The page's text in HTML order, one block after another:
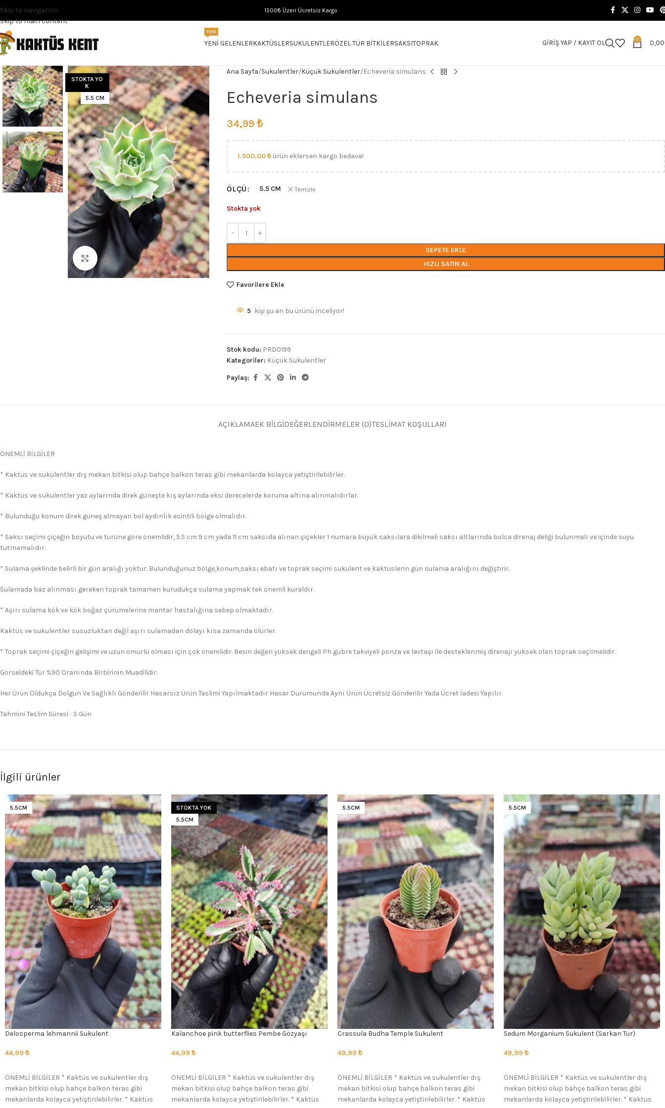
Skip to navigation
Skip to main content
1500₺ Üzeri Ücretsiz Kargo
YENI GELENLER
YENI
KAKTÜSLERSUKULENTLERÖZEL TÜR BITKILERSAKSITOPRAK GIRIŞ YAP / KAYIT OL 0
STOKTA YO
K
5.5 CM
Click to enlarge
Ana Sayfa Sukulentler Küçük Sukulentler Echeveria simulans
Echeveria simulans
34,99 ₺
1.500,00₺ ürün eklersen kargo bedava!
ÖLÇÜ 5.5 CM Temizle
Stokta yok
SEPETE EKLE
HIZLI SATIN AL
Favorilere Ekle
5 kişi şu an bu ürünü inceliyor!
Stok kodu: PRD0199
Kategoriler: Küçük Sukulentler
Paylaş:
AÇIKLAMAEK BILGIDEĞERLENDIRMELER (0)TESLIMAT KOŞULLARI
ÖNEMLİ BİLGİLER
* Kaktüs ve sukulentler dış mekan bitkisi olup bahçe balkon teras gibi mekanlarda kolayca yetiştirilebilirler.
* Kaktüs ve sukulentler yaz aylarında direk güneşte kış aylarında eksi derecelerde koruma altına alınmalıdırlar.
* Bulunduğu konum direk güneş almayan bol aydınlık esintili bölge olmalıdır.
* Saksı seçimi çiçeğin boyutu ve türüne göre önemlidir, 5.5 cm 9 cm yada 11 cm saksıda alınan çiçekler 1 numara büyük saksılara dikilmeli saksı altlarında bolca direnaj deliği bulunmalı ve içinde suyu
tutmamalıdır.
* Sulama şeklinde belirli bir gün aralığı yoktur. Bulunduğunuz bölge,konum,saksı ebatı ve toprak seçimi sukulent ve kaktüslerin gün sulama aralığını değiştirir.
Sulamada baz alınması gereken toprak tamamen kurudukça sulama yapmak tek önemli kuraldır.
* Aşırı sulama kök ve kök boğaz çürümelerine mantar hastalığına sebep olmaktadır.
Kaktüs ve sukulentler susuzluktan değil aşırı sulamadan dolayı kısa zamanda ölürler.
* Toprak seçimi çiçeğin gelişimi ve uzun ömürlü olması için çok önemlidir. Besin değeri yüksek dengeli Ph gübre takviyeli ponza ve lavtaşı ile desteklenmiş direnajı yüksek olan toprak seçilmelidir.
Görseldeki Tür %90 Oranında Birbirinin Muadilidir.
Her Ürün Oldukça Dolgun Ve Sağlıklı Gönderilir Hasarsız Ürün Teslimi Yapılmaktadır Hasar Durumunda Aynı Ürün Ücretsiz Gönderilir Yada Ücret İadesi Yapılır.
Tahmini Teslim Süresi : 3 Gün
İlgili ürünler
5.5CM
Delosperma lehmannii Sukulent
44,99 ₺
ÖNEMLİ BİLGİLER * Kaktüs ve sukulentler dış
mekan bitkisi olup bahçe balkon teras gibi
mekanlarda kolayca yetiştirilebilirler. * Kaktüs
STOKTA YOK
5.5CM
Kalanchoe pink butterflies Pembe Gözyaşı
44,99 ₺
ÖNEMLİ BİLGİLER * Kaktüs ve sukulentler dış
mekan bitkisi olup bahçe balkon teras gibi
mekanlarda kolayca yetiştirilebilirler. * Kaktüs
5.5CM
Crassula Budha Temple Sukulent
49,99 ₺
ÖNEMLİ BİLGİLER * Kaktüs ve sukulentler dış
mekan bitkisi olup bahçe balkon teras gibi
mekanlarda kolayca yetiştirilebilirler. * Kaktüs
5.5CM
Sedum Morganium Sukulent (Sarkan Tür)
49,99 ₺
ÖNEMLİ BİLGİLER * Kaktüs ve sukulentler dış
mekan bitkisi olup bahçe balkon teras gibi
mekanlarda kolayca yetiştirilebilirler. * Kaktüs